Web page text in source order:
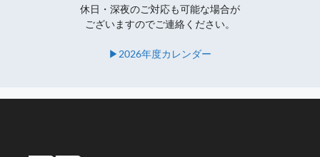
休日・深夜のご対応も可能な場合が
ございますのでご連絡ください。
▶︎2026年度カレンダー